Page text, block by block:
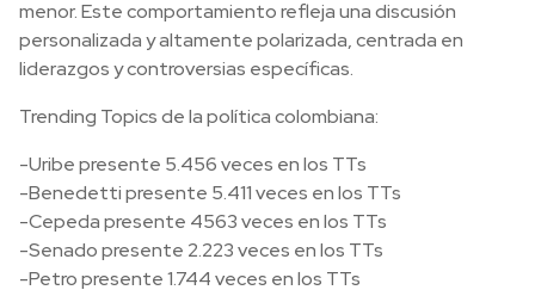
menor. Este comportamiento refleja una discusión
personalizada y altamente polarizada, centrada en
liderazgos y controversias específicas.
Trending Topics de la política colombiana:
-Uribe presente 5.456 veces en los TTs
-Benedetti presente 5.411 veces en los TTs
-Cepeda presente 4563 veces en los TTs
-Senado presente 2.223 veces en los TTs
-Petro presente 1.744 veces en los TTs